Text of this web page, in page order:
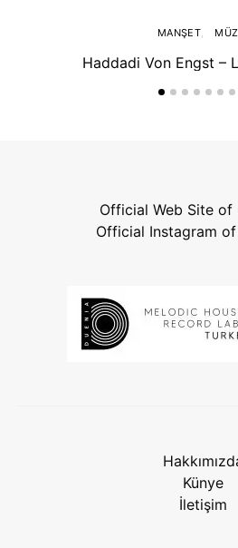
MANŞET
Haddadi Von Engst –
Official Web Site of
Official Instagram of
Künye
İletişim